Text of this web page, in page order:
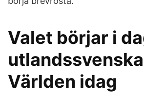
Valet börjar i
Världen idag